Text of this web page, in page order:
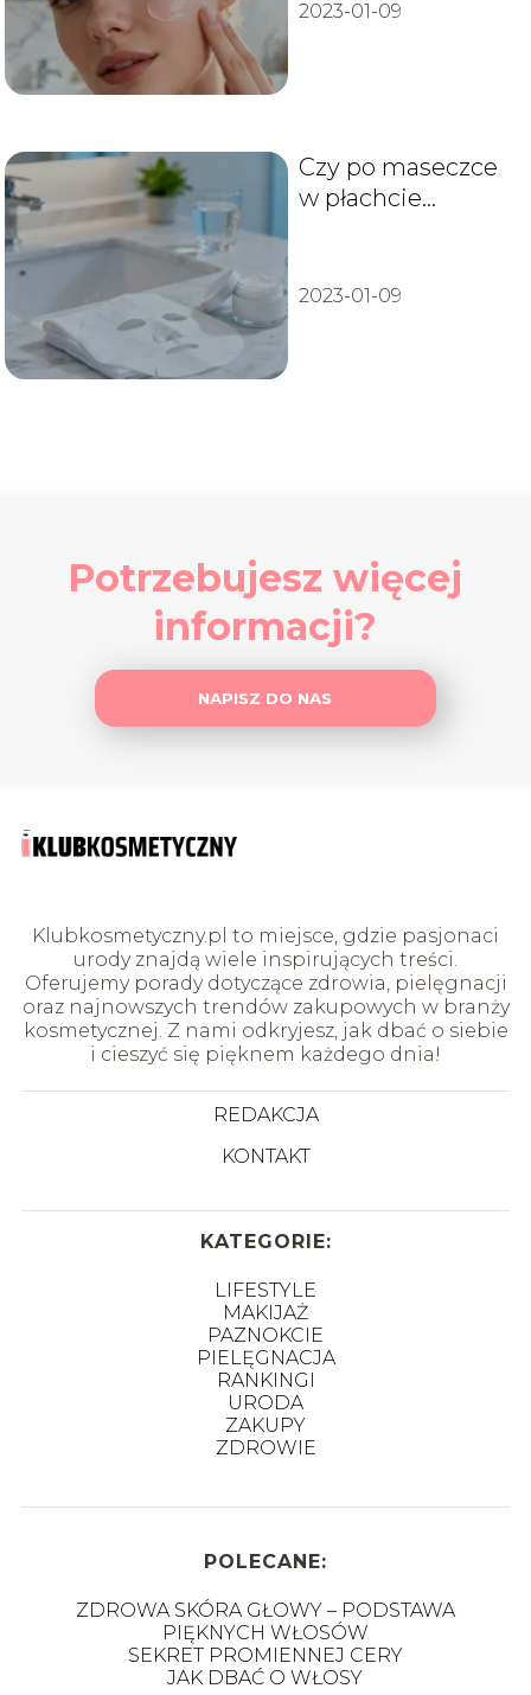
2023-01-09
Czy po maseczce
w płachcie
2023-01-09
Potrzebujesz więcej
informacji?
NAPISZ DO NAS
Klubkosmetyczny.pl to miejsce, gdzie pasjonaci
urody znajdą wiele inspirujących treści.
Oferujemy porady dotyczące zdrowia, pielęgnacji
oraz najnowszych trendów zakupowych w branży
kosmetycznej. Z nami odkryjesz, jak dbać o siebie
i cieszyć się pięknem każdego dnia!
REDAKCJA
KONTAKT
KATEGORIE:
LIFESTYLE
MAKIJAŻ
PAZNOKCIE
PIELĘGNACJA
RANKINGI
URODA
ZAKUPY
ZDROWIE
POLECANE:
ZDROWA SKÓRA GŁOWY – PODSTAWA
PIĘKNYCH WŁOSÓW
SEKRET PROMIENNEJ CERY
JAK DBAĆ O WŁOSY